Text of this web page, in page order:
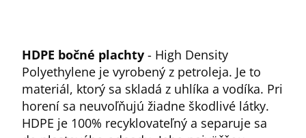
HDPE bočné plachty - High Density
Polyethylene je vyrobený z petroleja. Je to
materiál, ktorý sa skladá z uhlíka a vodíka. Pri
horení sa neuvoľňujú žiadne škodlivé látky.
HDPE je 100% recyklovateľný a separuje sa